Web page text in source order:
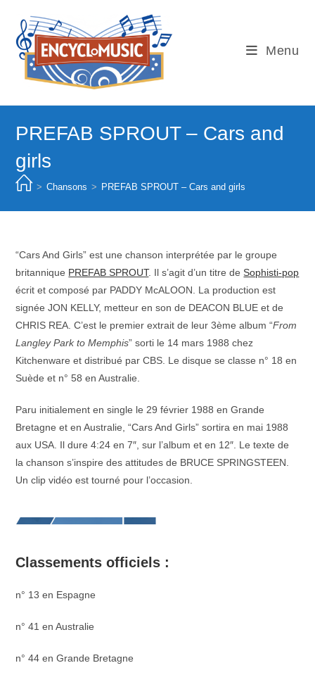
content
Menu
PREFAB SPROUT – Cars and
girls
> Chansons > PREFAB SPROUT – Cars and girls
“Cars And Girls” est une chanson interprétée par le groupe
britannique PREFAB SPROUT. Il s’agit d’un titre deSophisti-pop
écrit et composé par PADDY McALOON. La production est
signée JON KELLY, metteur en son de DEACON BLUE et de
CHRIS REA. C’est le premier extrait de leur 3ème album “From
Langley Park to Memphis” sorti le 14 mars 1988 chez
Kitchenware et distribué par CBS. Le disque se classe n° 18 en
Suède et n° 58 en Australie.
Paru initialement en single le 29 février 1988 en Grande
Bretagne et en Australie, “Cars And Girls” sortira en mai 1988
aux USA. Il dure 4:24 en 7″, sur l’album et en 12″. Le texte de
la chanson s’inspire des attitudes de BRUCE SPRINGSTEEN.
Un clip vidéo est tourné pour l’occasion.
Classements officiels :
n° 13 en Espagne
n° 41 en Australie
n° 44 en Grande Bretagne